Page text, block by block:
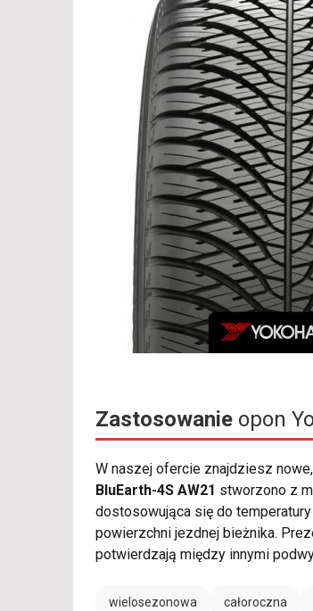
Zastosowanie opon
W naszej ofercie znajdziesz
BluEarth-4S AW21 stworzono z
dostosowująca się do
powierzchni jezdnej bieżnika.
potwierdzają między innymi
wielosezonowa całoroczna